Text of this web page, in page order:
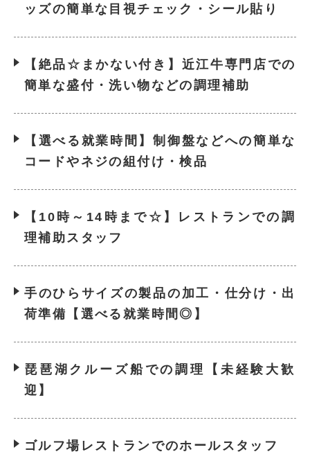
ッズの簡単な目視チェック・シール貼り
【絶品☆まかない付き】近江牛専門店での
簡単な盛付・洗い物などの調理補助
【選べる就業時間】制御盤などへの簡単な
コードやネジの組付け・検品
【10時～14時まで☆】レストランでの調
理補助スタッフ
手のひらサイズの製品の加工・仕分け・出
荷準備【選べる就業時間◎】
琵琶湖クルーズ船での調理【未経験大歓
迎】
ゴルフ場レストランでのホールスタッフ